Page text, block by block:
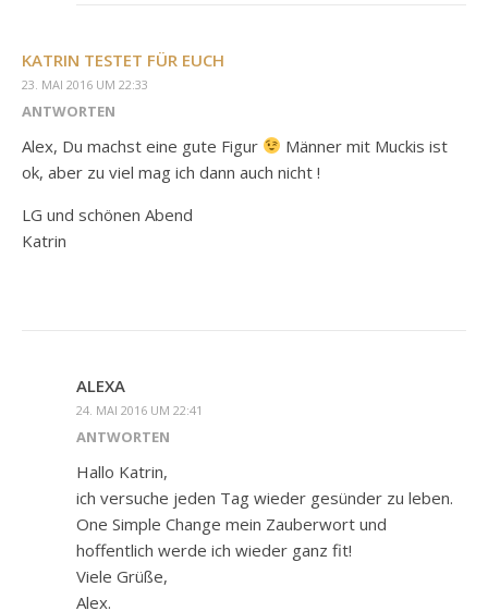
KATRIN TESTET FÜR EUCH
23. MAI 2016 UM 22:33
ANTWORTEN
Alex, Du machst eine gute Figur
Männer mit Muckis ist
ok, aber zu viel mag ich dann auch nicht !
LG und schönen Abend
Katrin
ALEXA
24. MAI 2016 UM 22:41
ANTWORTEN
Hallo Katrin,
ich versuche jeden Tag wieder gesünder zu leben.
One Simple Change mein Zauberwort und
hoffentlich werde ich wieder ganz fit!
Viele Grüße,
Alex.